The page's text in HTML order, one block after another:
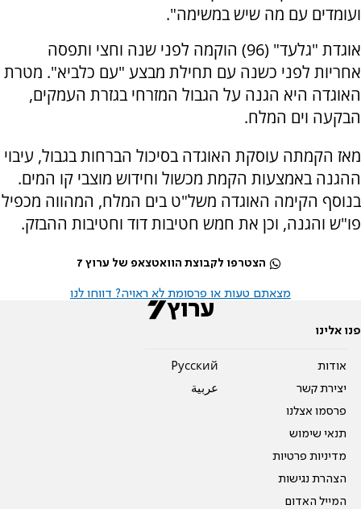
ועומדים עם מה שיש במשימה".
אוגדת "גלעד" (96) הוקמה לפני שנה וחצי ותפסה
אחריות לפני כשנה עם תחילת מבצע "עם כלביא". מטרת
האוגדה היא הגנה על הגבול המזרחי בגזרת העמקים,
הבקעה וים המלח.
מאז הקמתה עוסקת האוגדה בסיכול הברחות בגבול, עיבוי
ההגנה באמצעות הקמת מכשול וחידוש מוצבי קו המים.
בנוסף הקימה האוגדה משל"ט בים המלח, המהווה מכפיל
פו"ש והגנה, וכן את חמש חטיבות דוד וחטיבות ההבזק.
הצטרפו לקבוצת הוואטצאפ של ערוץ 7
מצאתם טעות או פרסומת לא ראויה? דווחו לנו
פנו אלינו
אודות
יצירת קשר
פרסמו אצלנו
תנאי שימוש
מדיניות פרטיות
הצהרת נגישות
המייל האדום
Pусский
عربية